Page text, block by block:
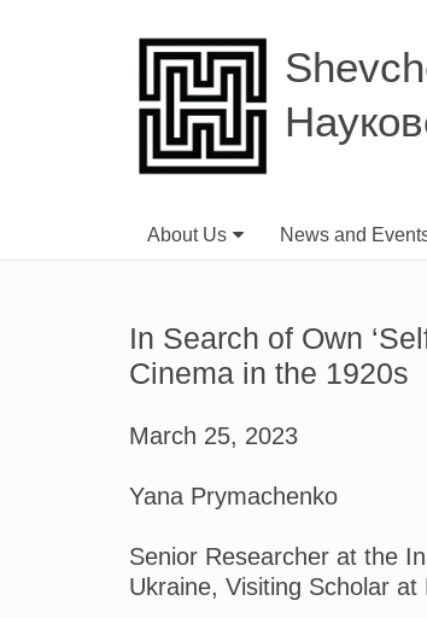
About Us News and
In Search of Own
Cinema in the 1920s
March 25, 2023
Yana Prymachenko
Senior Researcher at the
Ukraine, Visiting Scholar